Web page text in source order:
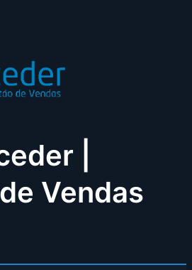
|
Vendas